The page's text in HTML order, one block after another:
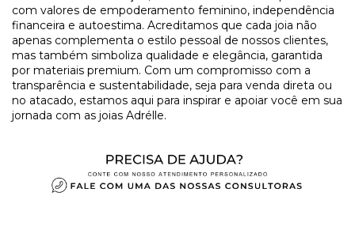
com valores de empoderamento feminino, independência
financeira e autoestima. Acreditamos que cada joia não
apenas complementa o estilo pessoal de nossos clientes,
mas também simboliza qualidade e elegância, garantida
por materiais premium. Com um compromisso com a
transparência e sustentabilidade, seja para venda direta ou
no atacado, estamos aqui para inspirar e apoiar você em sua
jornada com as joias Adrélle.